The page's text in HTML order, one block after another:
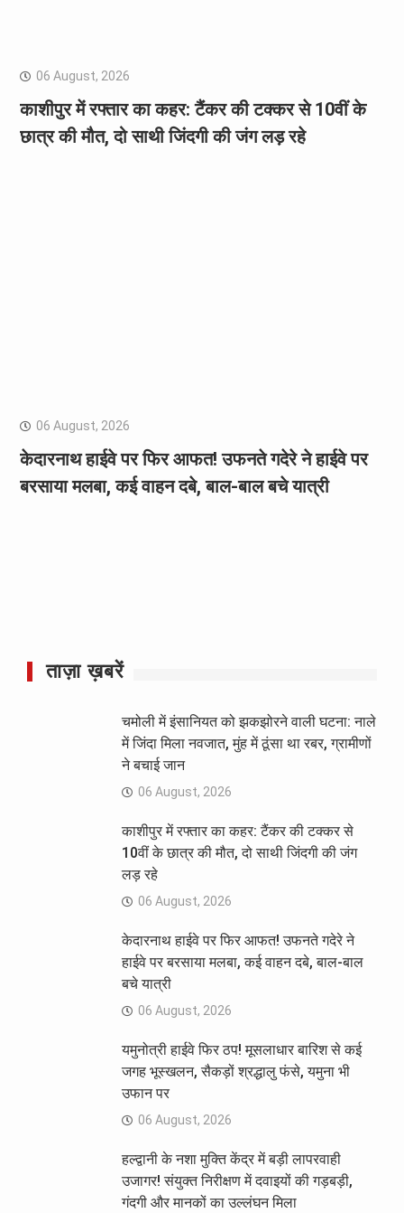
06 August, 2026
काशीपुर में रफ्तार का कहर: टैंकर की टक्कर से 10वीं के
छात्र की मौत, दो साथी जिंदगी की जंग लड़ रहे
06 August, 2026
केदारनाथ हाईवे पर फिर आफत! उफनते गदेरे ने हाईवे पर
बरसाया मलबा, कई वाहन दबे, बाल-बाल बचे यात्री
ताज़ा ख़बरें
चमोली में इंसानियत को झकझोरने वाली घटना: नाले
में जिंदा मिला नवजात, मुंह में ठूंसा था रबर, ग्रामीणों
ने बचाई जान
06 August, 2026
काशीपुर में रफ्तार का कहर: टैंकर की टक्कर से
10वीं के छात्र की मौत, दो साथी जिंदगी की जंग
लड़ रहे
06 August, 2026
केदारनाथ हाईवे पर फिर आफत! उफनते गदेरे ने
हाईवे पर बरसाया मलबा, कई वाहन दबे, बाल-बाल
बचे यात्री
06 August, 2026
यमुनोत्री हाईवे फिर ठप! मूसलाधार बारिश से कई
जगह भूस्खलन, सैकड़ों श्रद्धालु फंसे, यमुना भी
उफान पर
06 August, 2026
हल्द्वानी के नशा मुक्ति केंद्र में बड़ी लापरवाही
उजागर! संयुक्त निरीक्षण में दवाइयों की गड़बड़ी,
गंदगी और मानकों का उल्लंघन मिला